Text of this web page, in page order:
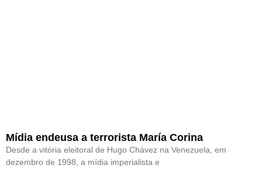
Mídia endeusa a terrorista María Corina
Desde a vitória eleitoral de Hugo Chávez na Venezuela, em
dezembro de 1998, a mídia imperialista e